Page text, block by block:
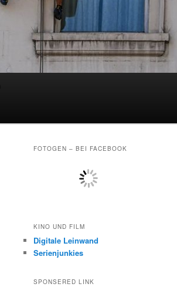
FOTOGEN – BEI FACEBOOK
KINO UND FILM
Digitale Leinwand
Serienjunkies
SPONSERED LINK